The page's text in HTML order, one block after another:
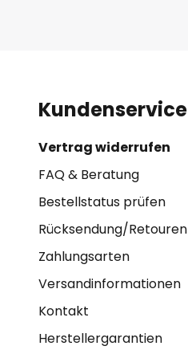
Kundenservice
Vertrag widerrufen
FAQ & Beratung
Bestellstatus prüfen
Rücksendung/Retouren
Zahlungsarten
Versandinformationen
Kontakt
Herstellergarantien